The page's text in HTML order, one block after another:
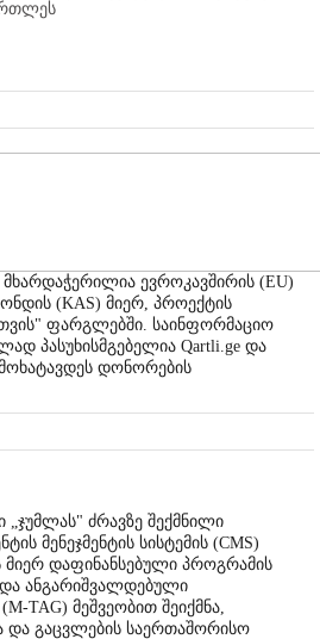
ევროკავშირის (EU)
(KAS) მიერ, პროექტის
ფარგლებში. საინფორმაციო
პასუხისმგებელია Qartli.ge და
დონორების
ძრავზე შექმნილი
მენეჯმენტის სისტემის (CMS)
მიერ დაფინანსებული პროგრამის
ანგარიშვალდებული
TAG) მეშვეობით შეიქმნა,
და გაცვლების საერთაშორისო